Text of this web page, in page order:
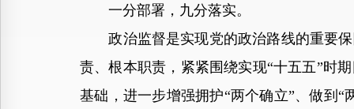
一分部署，九分落实。
政治监督是实现党的政治路线的重要保
责、根本职责，紧紧围绕实现“十五五”时
基础，进一步增强拥护“两个确立”、做到